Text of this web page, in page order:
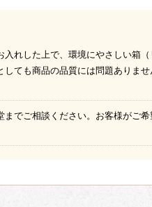
れした上で、環境にやさしい箱
ても商品の品質には問題ありま
でご相談ください。お客様がご